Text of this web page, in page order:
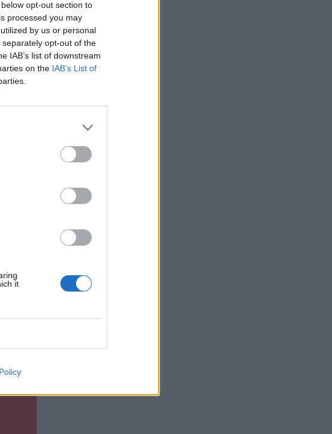
opt-out section to
processed you may
by us or personal
opt-out of the
IAB’s list of downstream
on the IAB’s List of
it